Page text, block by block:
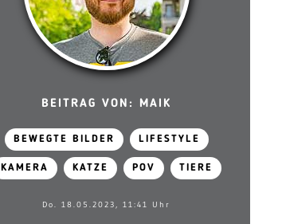
BEITRAG VON: MAIK
BEWEGTE BILDER LIFESTYLE
KAMERA KATZE POV TIERE
Do. 18.05.2023, 11:41 Uhr